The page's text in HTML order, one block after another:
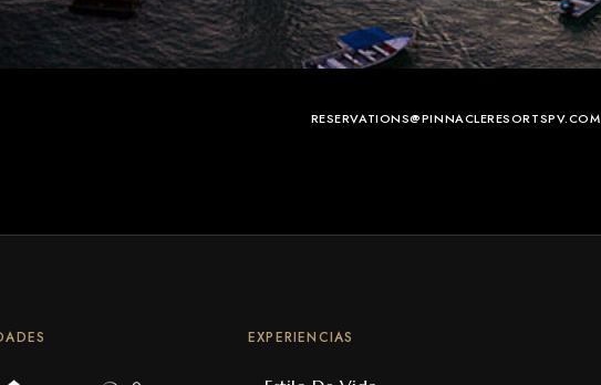
RESERVATIONS@PINNACLERESORTSPV.COM
EXPERIENCIAS